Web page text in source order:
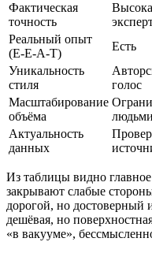
Фактическая
точность
Реальный опыт
(E-E-A-T)
Есть
Уникальность
стиля
голос
Масштабирование
объёма
людьми
Актуальность
данных
Из таблицы видно
закрывают слабые
дорогой, но достоверный
дешёвая, но
«в вакууме»,